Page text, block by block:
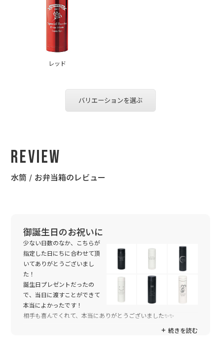
レッド
バリエーションを選ぶ
Review
水筒 / お弁当箱のレビュー
御誕生日のお祝いに
少ない日数のなか、こちらが
指定した日にちに合わせて頂
いてありがとうございまし
た！
誕生日プレゼントだったの
で、当日に渡すことができて
本当によかったです！
相手も喜んでくれて、本当にありがとうございました✨✨
続きを読む